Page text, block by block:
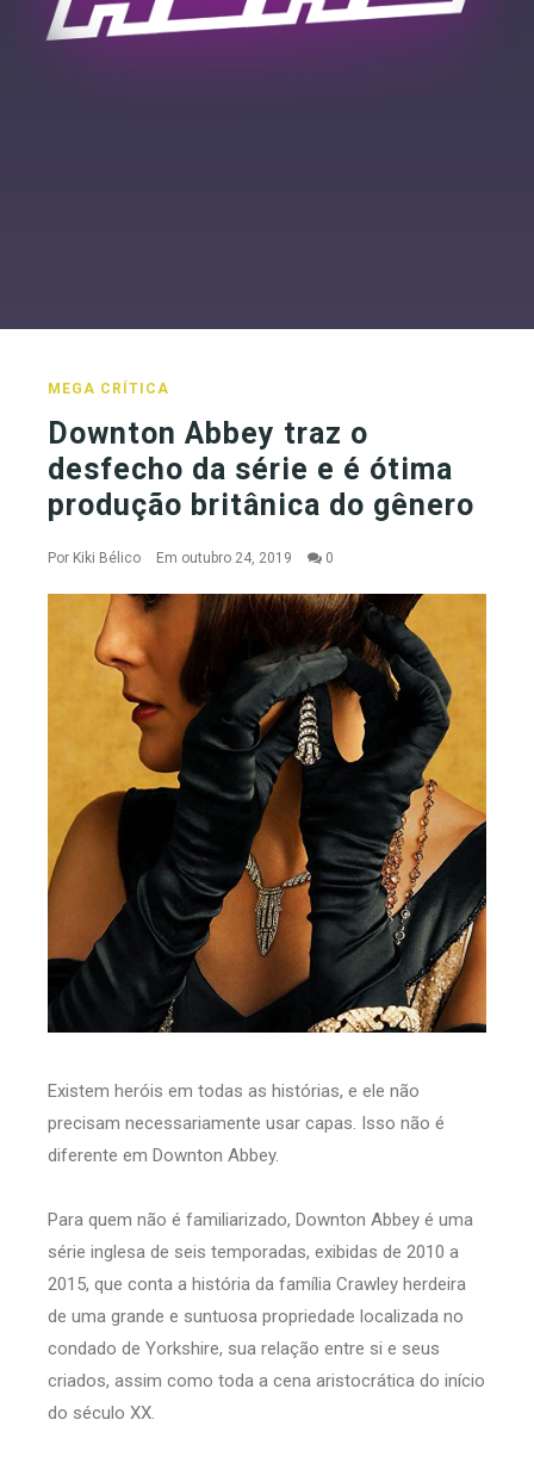
MEGA CRÍTICA
Downton Abbey traz o
desfecho da série e é ótima
produção britânica do gênero
Por Kiki Bélico Em outubro 24, 2019 0
Existem heróis em todas as histórias, e ele não
precisam necessariamente usar capas. Isso não é
diferente em Downton Abbey.
Para quem não é familiarizado, Downton Abbey é uma
série inglesa de seis temporadas, exibidas de 2010 a
2015, que conta a história da família Crawley herdeira
de uma grande e suntuosa propriedade localizada no
condado de Yorkshire, sua relação entre si e seus
criados, assim como toda a cena aristocrática do início
do século XX.